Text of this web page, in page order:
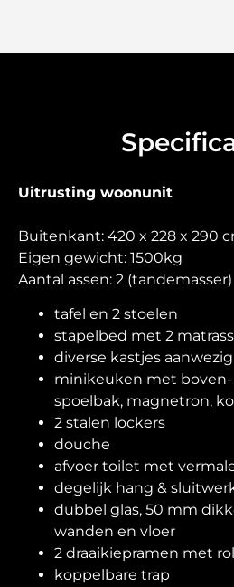
Uitrusting woonunit
Buitenkant: 420 x 228 x 290
Eigen gewicht: 1500kg
Aantal assen: 2 (tandemasser)
tafel en 2 stoelen
stapelbed met 2
diverse kastjes aanwezig
minikeuken met boven-
spoelbak, magnetron,
2 stalen lockers
douche
afvoer toilet met
degelijk hang &
dubbel glas, 50 mm
wanden en vloer
2 draaikiepramen met
koppelbare trap